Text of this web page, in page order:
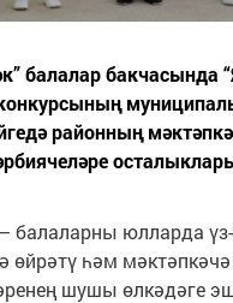
балалар бакчасында
районның
балаларны юлларда
өйрәтү һәм
шушы өлкәдәге